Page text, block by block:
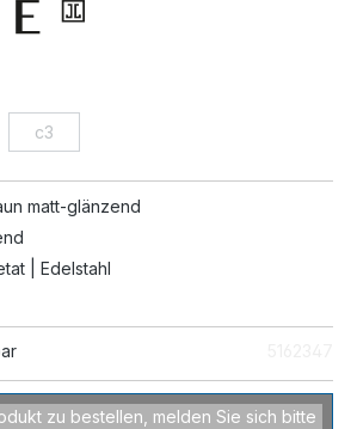
c3
matt-glänzend
| Edelstahl
zu bestellen, melden Sie sich bitte